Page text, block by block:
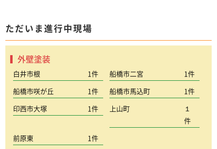
ただいま進行中現場
外壁塗装
白井市根 1件 船橋市二宮 1件
船橋市咲が丘 1件 船橋市馬込町 1件
印西市大塚 1件 上山町
１
件
前原東 1件